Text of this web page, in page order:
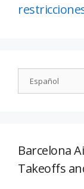
Barcelona
Takeoffs